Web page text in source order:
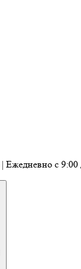
| Ежедневно c 9:00